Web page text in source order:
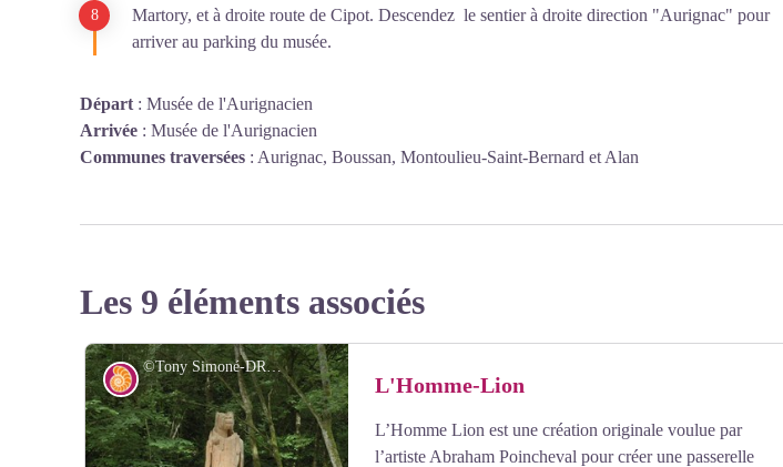
Martory, et à droite route de Cipot. Descendez le sentier à droite direction "Aurignac" pour
arriver au parking du musée.
Départ : Musée de l'Aurignacien
Arrivée : Musée de l'Aurignacien
Communes traversées : Aurignac, Boussan, Montoulieu-Saint-Bernard et Alan
Les 9 éléments associés
©Tony Simoné-DRAC Occitanie
Archéologie L'Homme-Lion
L’Homme Lion est une création originale voulue par
l’artiste Abraham Poincheval pour créer une passerelle